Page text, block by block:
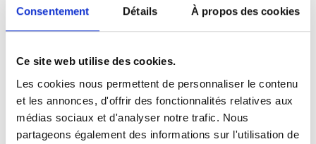
Consentement Détails À propos des cookies
Ce site web utilise des cookies.
Les cookies nous permettent de personnaliser le contenu
et les annonces, d'offrir des fonctionnalités relatives aux
médias sociaux et d'analyser notre trafic. Nous
partageons également des informations sur l'utilisation de
ChezGLC Créations, chaque projet est unique.
À travers nos réalisations, nous mettons en
avant notre savoir-faire, notre exigence du détail
et notre passion pour les aménagements
intérieurs bien pensés.